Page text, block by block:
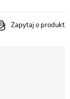
Zapytaj o produkt